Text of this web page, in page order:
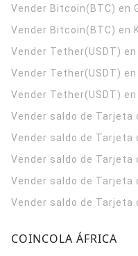
Vender Bitcoin(BTC) en
Vender Bitcoin(BTC) en
Vender Tether(USDT) en
Vender Tether(USDT) en
Vender Tether(USDT) en
Vender saldo de Tarjeta
Vender saldo de Tarjeta
Vender saldo de Tarjeta
Vender saldo de Tarjeta
Vender saldo de Tarjeta
COINCOLA ÁFRICA